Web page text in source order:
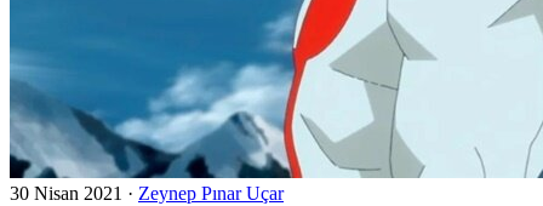
30 Nisan 2021 · Zeynep Pınar Uçar